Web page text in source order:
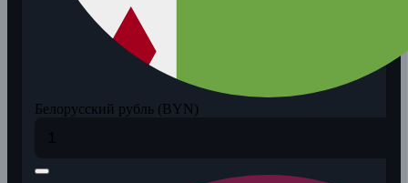
Белорусский рубль (BYN)